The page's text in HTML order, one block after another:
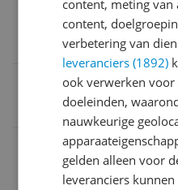
Verpakking hoogte
36,4 cm
Max. stoomdruk per
215 g/min
Capaciteit
content, meting van
content,
verbetering van
leveranciers (1892)
ook verwerken voor
doeleinden,
nauwkeurige
gelden alleen voor
leveranciers